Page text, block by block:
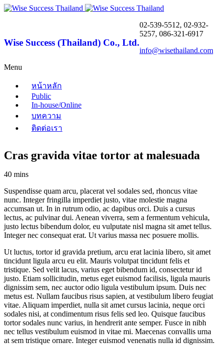
Wise Success (Thailand) Co., Ltd.
02-539-5512, 02-932-
5257, 086-321-6917
info@wisethailand.com
Menu
หน้าหลัก
Public
In-house/Online
บทความ
ติดต่อเรา
Cras gravida vitae tortor at malesuada
40 mins
Suspendisse quam arcu, placerat vel sodales sed, rhoncus vitae
nunc. Integer fringilla imperdiet justo, vitae molestie magna
accumsan ut. In in rutrum odio, ac dapibus orci. Duis a cursus
lectus, ac pulvinar dui. Aenean viverra, sem a fermentum vehicula,
justo lectus bibendum dolor, eu vulputate nisl magna sit amet tellus.
Integer nec consequat erat. Ut varius massa nec posuere mollis.
Ut luctus, tortor id gravida pretium, arcu erat lacinia libero, sit amet
tincidunt ligula arcu eu elit. Mauris volutpat tincidunt felis et
tristique. Sed velit lacus, varius eget bibendum id, consectetur id
justo. Etiam sollicitudin, metus eget euismod facilisis, ligula mauris
dignissim sem, nec auctor odio ligula vestibulum ipsum. Duis nec
metus est. Nullam faucibus risus sapien, at vestibulum libero feugiat
vitae. Aliquam imperdiet, nulla sit amet cursus lacinia, neque orci
sodales nisi, at condimentum risus felis sed leo. Quisque faucibus
tortor sodales nunc varius, in hendrerit ante semper. Fusce in nibh
nec tellus vestibulum euismod in vitae mi. Maecenas convallis urna
at sem tristique ornare. Integer euismod venenatis nulla id dignissim.